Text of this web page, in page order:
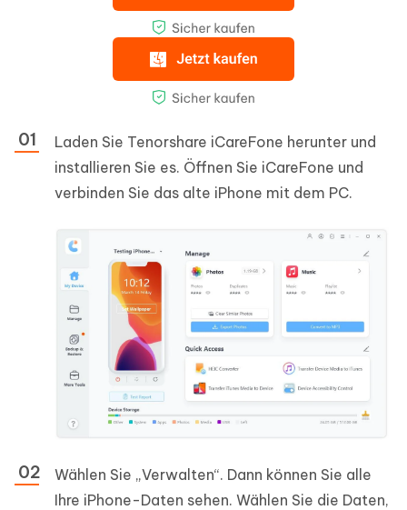
Laden Sie Tenorshare iCareFone herunter und
installieren Sie es. Öffnen Sie iCareFone und
verbinden Sie das alte iPhone mit dem PC.
Wählen Sie „Verwalten“. Dann können Sie alle
Ihre iPhone-Daten sehen. Wählen Sie die Daten,